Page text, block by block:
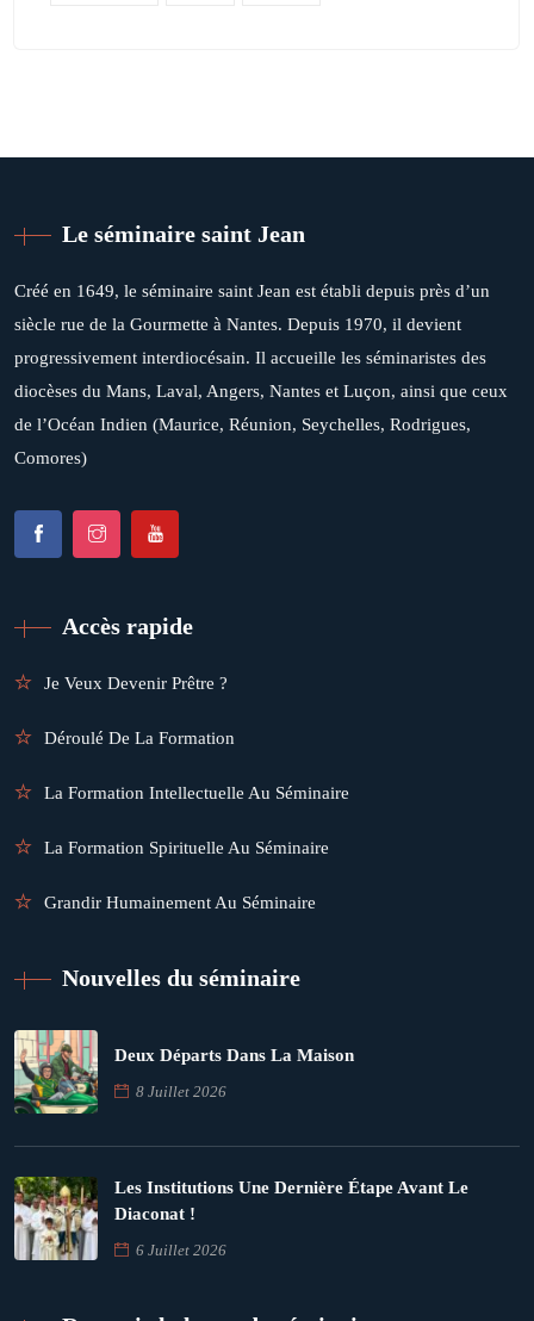
Le séminaire saint Jean
Créé en 1649, le séminaire saint Jean est établi depuis près d’un
siècle rue de la Gourmette à Nantes. Depuis 1970, il devient
progressivement interdiocésain. Il accueille les séminaristes des
diocèses du Mans, Laval, Angers, Nantes et Luçon, ainsi que ceux
de l’Océan Indien (Maurice, Réunion, Seychelles, Rodrigues,
Comores)
Accès rapide
Je Veux Devenir Prêtre ?
Déroulé De La Formation
La Formation Intellectuelle Au Séminaire
La Formation Spirituelle Au Séminaire
Grandir Humainement Au Séminaire
Nouvelles du séminaire
Deux Départs Dans La Maison
8 Juillet 2026
Les Institutions Une Dernière Étape Avant Le
Diaconat !
6 Juillet 2026